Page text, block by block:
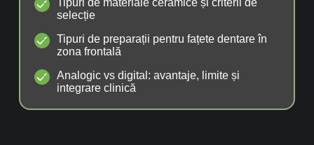
Tipuri de materiale ceramice și criterii de
selecție
Tipuri de preparații pentru fațete dentare în
zona frontală
Analogic vs digital: avantaje, limite și
integrare clinică